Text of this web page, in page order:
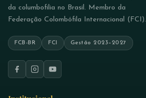
da columbofilia no Brasil. Membro da
Federação Colombófila Internacional (FCI).
FCB-BR FCI Gestão 2023–2027